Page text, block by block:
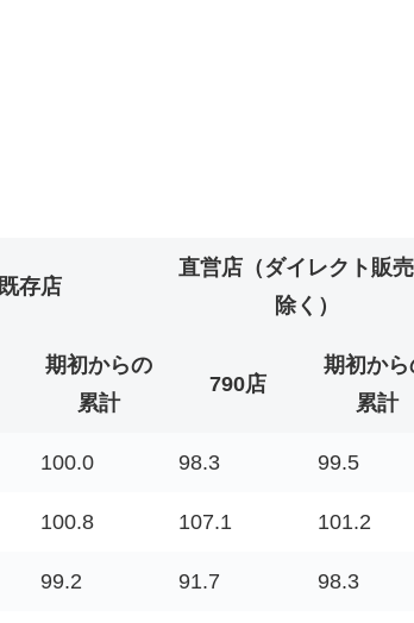
既存店
直営店（ダイレクト販
除く）
期初からの
累計
790店
期初から
累計
100.0 98.3 99.5
100.8 107.1 101.2
99.2 91.7 98.3